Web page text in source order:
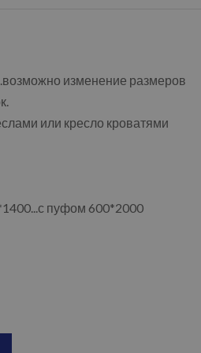
изменение размеров
или кресло кроватями
пуфом 600*2000